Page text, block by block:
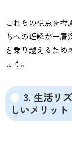
これらの視点を考
ちへの理解が一層
を乗り越えるため
ょう。
3. 生活リ
しいメリット